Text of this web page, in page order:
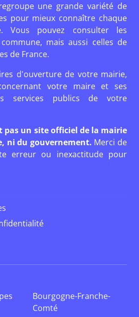
une grande variété de
pour mieux connaître chaque
Vous pouvez consulter les
mais aussi celles de
de France.
d'ouverture de votre mairie,
votre maire et ses
services publics de votre
pas un site officiel de la mairie
ni du gouvernement. Merci de
erreur ou inexactitude pour
Bourgogne-Franche-
Comté